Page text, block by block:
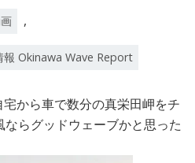
,
報 Okinawa Wave Report
から車で数分の真栄田岬をチ
らグッドウェーブかと思った